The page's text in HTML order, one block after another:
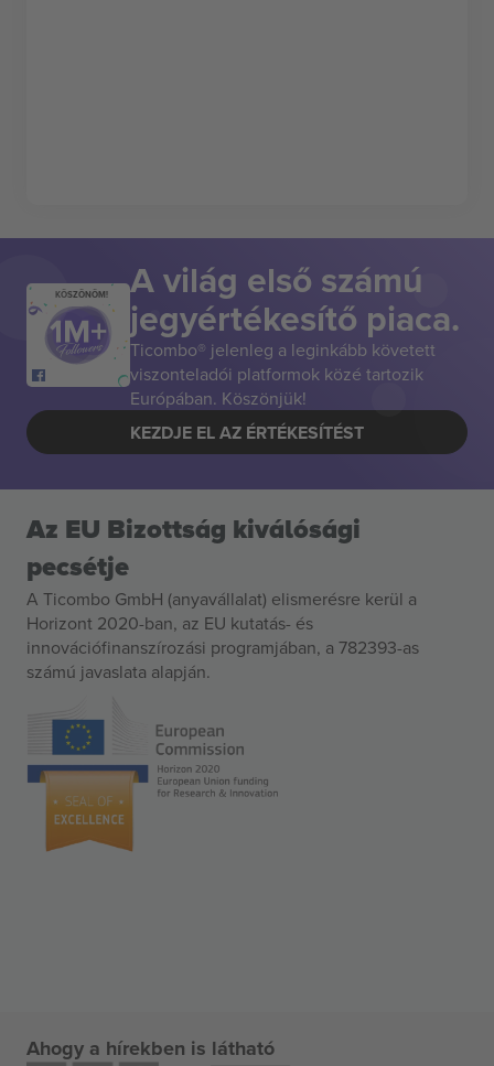
KÖSZÖNÖM! A világ első számú
jegyértékesítő piaca.
Ticombo® jelenleg a leginkább követett
viszonteladói platformok közé tartozik
Európában. Köszönjük!
KEZDJE EL AZ ÉRTÉKESÍTÉST
Az EU Bizottság kiválósági
pecsétje
A Ticombo GmbH (anyavállalat) elismerésre kerül a
Horizont 2020-ban, az EU kutatás- és
innovációfinanszírozási programjában, a 782393-as
számú javaslata alapján.
Ahogy a hírekben is látható